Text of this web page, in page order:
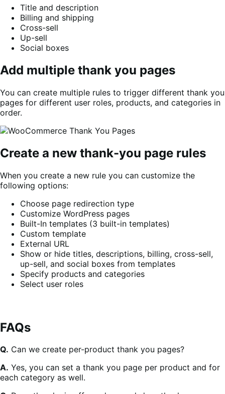
Title and description
Billing and shipping
Cross-sell
Up-sell
Social boxes
Add multiple thank you pages
You can create multiple rules to trigger different thank you
pages for different user roles, products, and categories in
order.
Create a new thank-you page rules
When you create a new rule you can customize the
following options:
Choose page redirection type
Customize WordPress pages
Built-In templates (3 built-in templates)
Custom template
External URL
Show or hide titles, descriptions, billing, cross-sell,
up-sell, and social boxes from templates
Specify products and categories
Select user roles
FAQs
Q. Can we create per-product thank you pages?
A. Yes, you can set a thank you page per product and for
each category as well.